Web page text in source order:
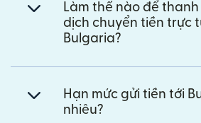
Làm thế nào để
dịch chuyển tiền trực
Bulgaria?
Hạn mức gửi tiền tới
nhiêu?